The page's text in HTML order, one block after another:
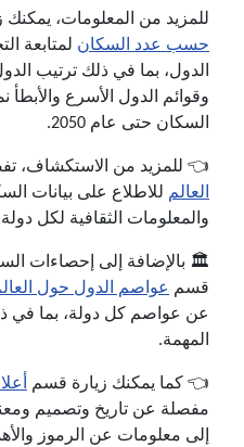
للمزيد من المعلومات،
حسب عدد السكان لمتابعة
الدول، بما في ذلك ترتيب
وقوائم الدول الأسرع والأبطأ
السكان حتى عام 2050.
👈 للمزيد من الاستكشاف،
العالم للاطلاع على بيانات
والمعلومات الثقافية لكل
🏛️ بالإضافة إلى إحصاءات
قسم عواصم الدول حول
عن عواصم كل دولة، بما في ذلك
المهمة.
👈 كما يمكنك زيارة قسم
مفصلة عن تاريخ وتصميم
إلى معلومات عن الرموز